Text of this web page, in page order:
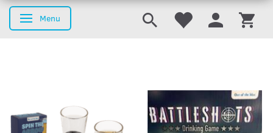
Skifte navigation
Menu